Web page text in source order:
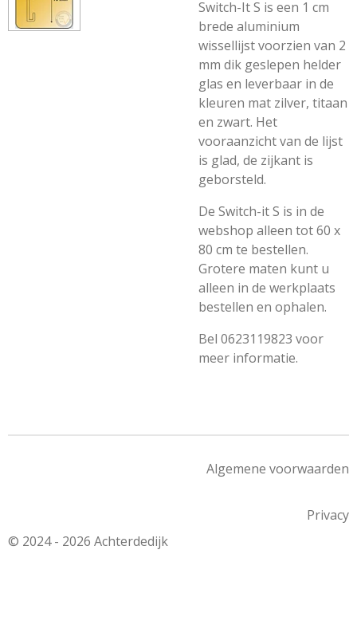
Switch-It S is een 1 cm
brede aluminium
wissellijst voorzien van 2
mm dik geslepen helder
glas en leverbaar in de
kleuren mat zilver, titaan
en zwart. Het
vooraanzicht van de lijst
is glad, de zijkant is
geborsteld.
De Switch-it S is in de
webshop alleen tot 60 x
80 cm te bestellen.
Grotere maten kunt u
alleen in de werkplaats
bestellen en ophalen.
Bel 0623119823 voor
meer informatie.
Algemene voorwaarden
Privacy
© 2024 - 2026 Achterdedijk